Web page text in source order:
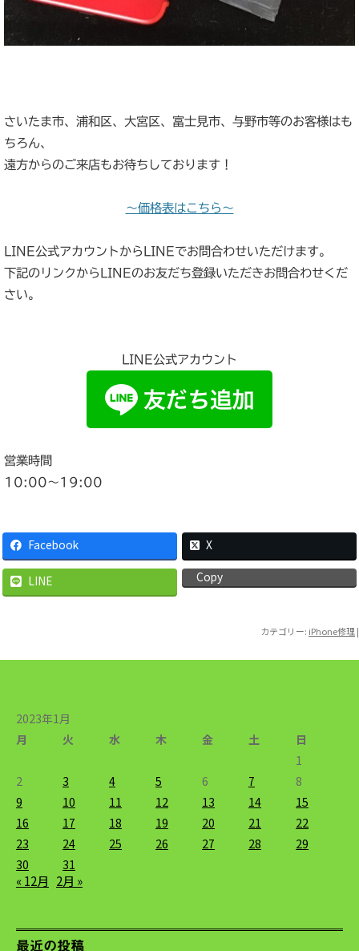
さいたま市、浦和区、大宮区、富士見市、与野市等のお客様はも
ちろん、
遠方からのご来店もお待ちしております！
～価格表はこちら～
LINE公式アカウントからLINEでお問合わせいただけます。
下記のリンクからLINEのお友だち登録いただきお問合わせくだ
さい。
LINE公式アカウント
営業時間
10:00〜19:00
Facebook X
LINE Copy
カテゴリー: iPhone修理|
2023年1月
月
火 水 木 金 土
日
1
2
3 4 5 6 7
8
9
10 11 12 13 14
15
16
17 18 19 20 21
22
23
24 25 26 27 28
29
30
31
« 12月 2月 »
最近の投稿